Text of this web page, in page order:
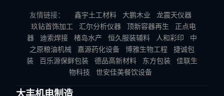
友情链接： 鑫宇土工材料 大鹏木业
龙震天仪器
玖钻首饰加工
汇尔分析仪器 顶新容器再生
正点电
器
迪索焊接 楮岛水产 恒久服装辅料 人和彩印
中
之原粮油机械
嘉源药化设备 博雅生物工程
捷诚包
装
百乐源保鲜包装 德品高新材料 东方包装
佳联生
物科技
世安佳美餐饮设备